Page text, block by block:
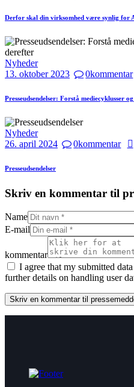
Derfor skal din virksomhed være synlig for
Nyheder
13. oktober 2023
0kommentar
Presseudsendelser: Forstå mediecyklusser
Nyheder
26. april 2024
0kommentar
Presseudsendelser
Skriv en kommentar til
Name
E-mail
kommentar
I agree that my submitted
further details on handling user